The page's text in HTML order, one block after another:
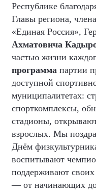
Республике
Главы региона,
«Единая Россия»,
Ахматовича
частью жизни
программа партии
доступной
муниципалитетах:
спорткомплексы,
стадионы,
взрослых. Мы
Днём
воспитывают
поддерживают
— от начинающих до